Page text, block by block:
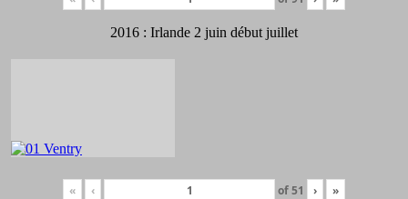
2016 : Irlande 2 juin début juillet
« ‹ of51 › »